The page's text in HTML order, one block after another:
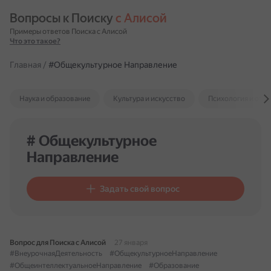
Вопросы к Поиску с Алисой
Примеры ответов Поиска с Алисой
Что это такое?
Главная / #Общекультурное Направление
Наука и образование Культура и искусство Психология и
# Общекультурное
Направление
Задать свой вопрос
Вопрос для Поиска с Алисой
27 января
#ВнеурочнаяДеятельность
#ОбщекультурноеНаправление
#ОбщеинтеллектуальноеНаправление
#Образование